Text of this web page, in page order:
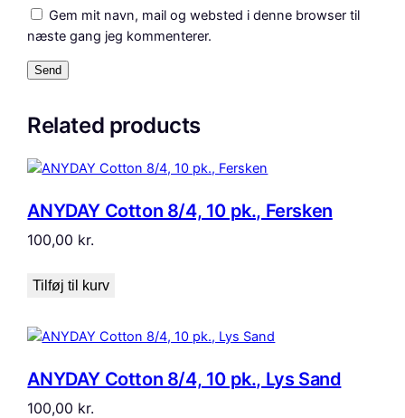
Gem mit navn, mail og websted i denne browser til
næste gang jeg kommenterer.
Related products
ANYDAY Cotton 8/4, 10 pk., Fersken
100,00 kr.
Tilføj til kurv
ANYDAY Cotton 8/4, 10 pk., Lys Sand
100,00 kr.